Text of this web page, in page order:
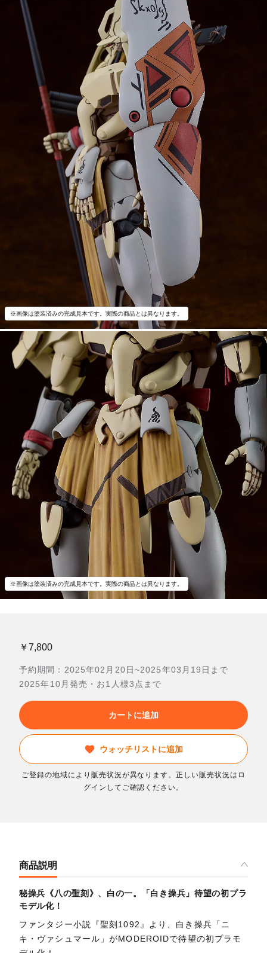
※画像は塗装済みの完成見本です。実際の商品とは異なります。
※画像は塗装済みの完成見本です。実際の商品とは異なります。
￥7,800
予約期間：2025年02月20日~2025年03月19日まで
2025年10月発売・お1人様3点まで
カートに追加
ウォッチリストに追加
ご登録の地域により販売状況が異なります。正しい販売状況はロ
グインしてご確認ください。
商品説明
秘操兵《八の聖刻》、白の一。「白き操兵」待望の初プラ
モデル化！
ファンタジー小説『聖刻1092』より、白き操兵「ニ
キ・ヴァシュマール」がMODEROIDで待望の初プラモ